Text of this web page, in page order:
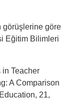
görüşlerine göre
Eğitim Bilimleri
in Teacher
A Comparison
21,